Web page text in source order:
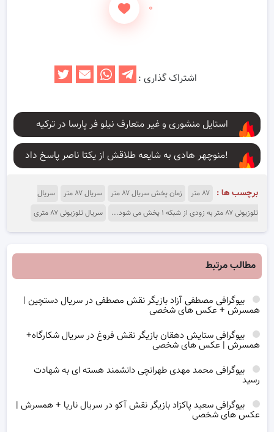
۰
اشتراک گذاری :
استایل منشوری و غیر متعارف نیلو فر پارسا در ترکیه
منوچهر هادی به شایعه طلاقش از یکتا ناصر پاسخ داد!
برچسب ها : ۸۷ متر زمان پخش سریال ۸۷ متر سریال ۸۷ متر
سریال
تلوزیونی ۸۷ متر به زودی از شبکه ۱ پخش می شود...
سریال تلوزیونی ۸۷ متری
مطالب مرتبط
بیوگرافی مصطفی آزاد بازیگر نقش مصطفی در سریال دستچین |
همسرش + عکس های شخصی
بیوگرافی ستایش دهقان بازیگر نقش فروغ در سریال شکارگاه+
همسرش | عکس های شخصی
بیوگرافی محمد مهدی طهرانچی دانشمند هسته ای به شهادت
رسید
بیوگرافی سعید پاکزاد بازیگر نقش آکو در سریال ناریا + همسرش |
عکس های شخصی